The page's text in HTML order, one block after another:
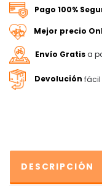
Pago 100%
Mejor precio
Envío Gratisa
Devolución fácil
DESCRIPCIÓN